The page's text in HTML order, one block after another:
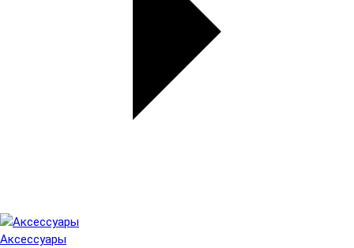
Аксессуары